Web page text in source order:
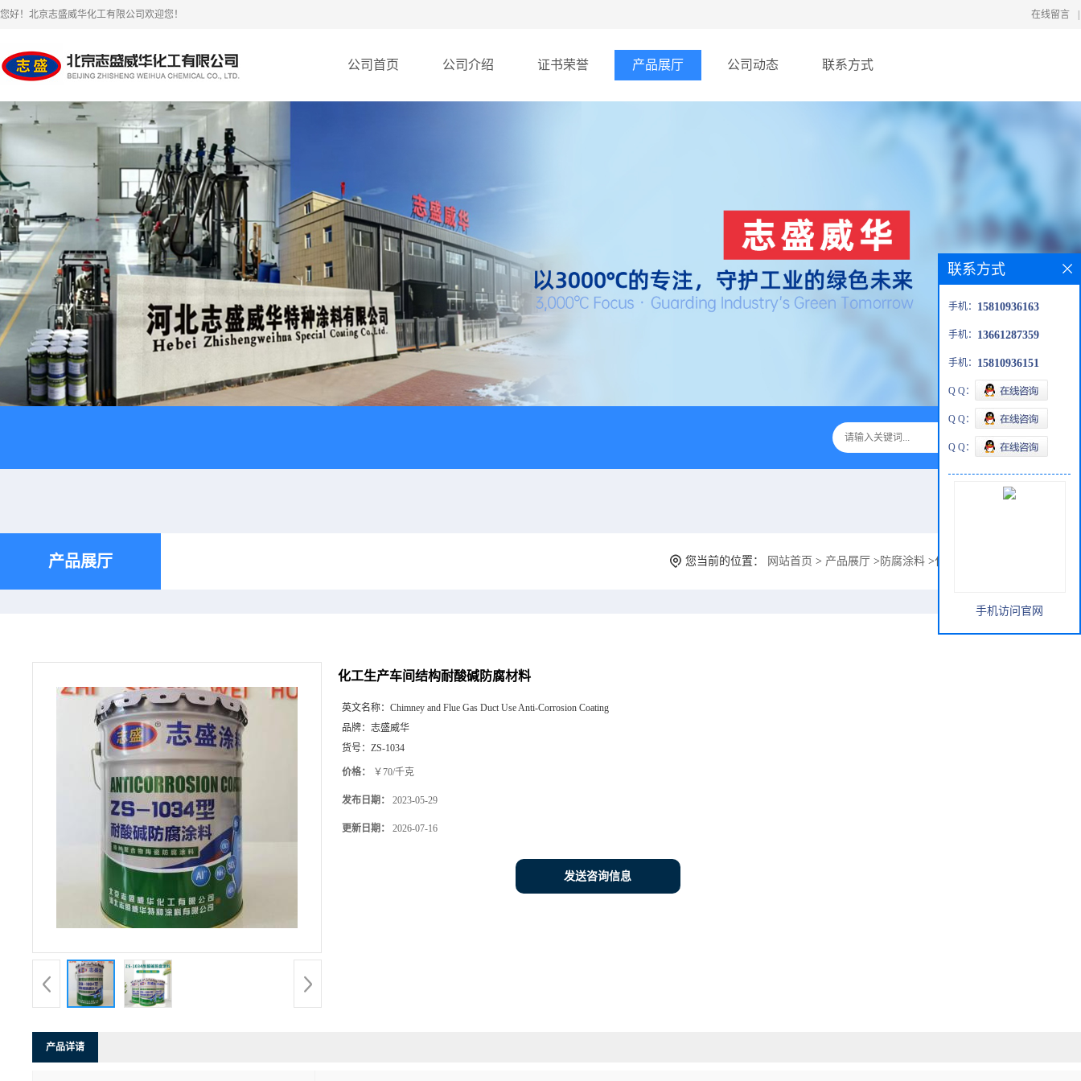
您好！北京志盛威华化工有限公司欢迎您！ 在线留言
公司首页 公司介绍 证书荣誉 产品展厅 公司动态 联系方式
产品展厅 您当前的位置： 网站首页 > 产品展厅 > 防腐涂料 >化工生产车间结构耐酸碱防
化工生产车间结构耐酸碱防腐材料
英文名称： Chimney and Flue Gas Duct Use Anti-Corrosion Coating
品牌： 志盛威华
货号： ZS-1034
价格： ￥70/千克
发布日期： 2023-05-29
更新日期： 2026-07-16
发送咨询信息
产品详请
联系方式
手机： 15810936163
手机： 13661287359
手机： 15810936151
Q Q：
Q Q：
Q Q：
手机访问官网